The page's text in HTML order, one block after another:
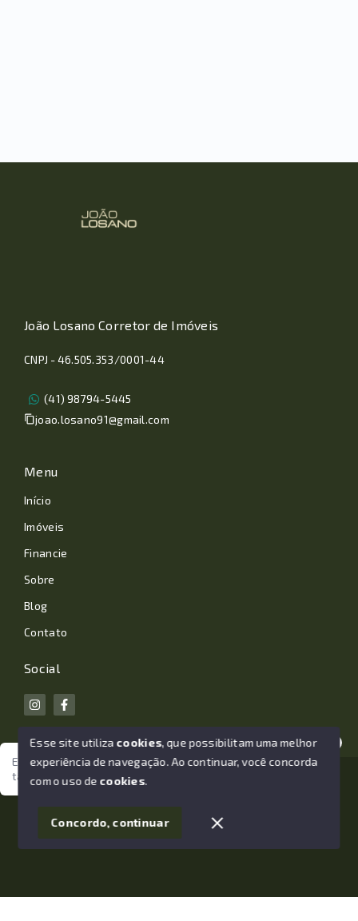
Estamos aqui para te ajudar. Vamos juntos nessa jornada
tão importante da sua vida?
João Losano Corretor de Imóveis
CNPJ - 46.505.353/0001-44
(41) 98794-5445
joao.losano91@gmail.com
Menu
Início
Imóveis
Financie
Sobre
Blog
Contato
Social
© Copyright 2026 - João Losano Corretor de Imóveis -
SITE PARA IMOBILIARIA
Esse site utiliza cookies, que possibilitam uma melhor
experiência de navegação.Ao continuar, você concorda
com o uso de cookies.
Concordo, continuar